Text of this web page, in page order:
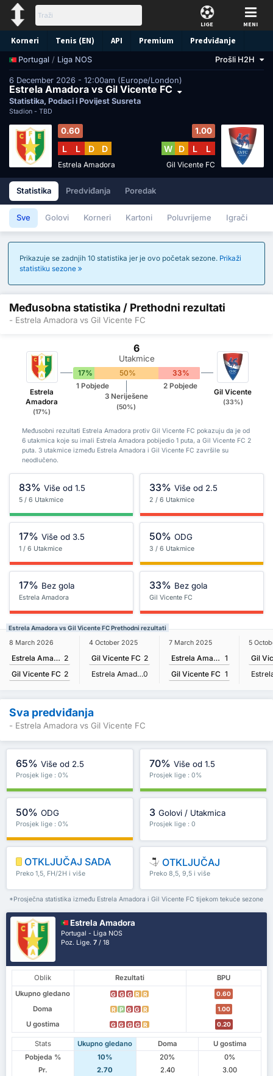
LIGE MENI
Korneri Tenis (EN) API Premium Predviđanje
Portugal / Liga NOS Prošli H2H
6 December 2026 - 12:00am (Europe/London)
Estrela Amadora vs Gil Vicente FC
Statistika, Podaci i Povijest Susreta
Stadion - TBD
0.60
L L D D
Estrela Amadora
1.00
W D L L
Gil Vicente FC
Statistika Predviđanja Poredak
Sve Golovi Korneri Kartoni Poluvrijeme Igrači
Prikazuje se zadnjih 10 statistika jer je ovo početak sezone. Prikaži
statistiku sezone
Međusobna statistika / Prethodni rezultati
- Estrela Amadora vs Gil Vicente FC
Estrela
Amadora
(17%)
6
Utakmice
17% 50% 33%
1 Pobjede
3 Neriješene
(50%)
2 Pobjede
Gil Vicente
(33%)
Međusobni rezultati Estrela Amadora protiv Gil Vicente FC pokazuju da je od
6 utakmica koje su imali Estrela Amadora pobijedio 1 puta, a Gil Vicente FC 2
puta. 3 utakmice između Estrela Amadora i Gil Vicente FC završile su
neodlučeno.
83% Više od 1.5
5 / 6 Utakmice
33% Više od 2.5
2 / 6 Utakmice
17% Više od 3.5
1 / 6 Utakmice
50% ODG
3 / 6 Utakmice
17% Bez gola
Estrela Amadora
33% Bez gola
Gil Vicente FC
Estrela Amadora vs Gil Vicente FC Prethodni rezultati
8 March 2026
Estrela Amadora 2
Gil Vicente FC 2
4 October 2025
Gil Vicente FC 2
Estrela Amadora0
7 March 2025
Estrela Amadora 1
Gil Vicente FC 1
5
Gil
Sva predviđanja
- Estrela Amadora vs Gil Vicente FC
65% Više od 2.5
Prosjek lige : 0%
70% Više od 1.5
Prosjek lige : 0%
50% ODG
Prosjek lige : 0%
3 Golovi / Utakmica
Prosjek lige : 0
OTKLJUČAJ SADA
Preko 1,5, FH/2H i više
OTKLJUČAJ
Preko 8,5, 9,5 i više
*Prosječna statistika između Estrela Amadora i Gil Vicente FC tijekom tekuće sezone
Estrela Amadora
Portugal - Liga NOS
Poz. Lige.7 / 18
Oblik Rezultati
BPU
Ukupno gledano
G G G R R 0.60
Doma R P G G R 1.00
U gostima G G G G R 0.20
Stats Ukupno gledano Doma
U gostima
Pobjeda %
10% 20%
0%
Pr.
2.70 2.40
3.00